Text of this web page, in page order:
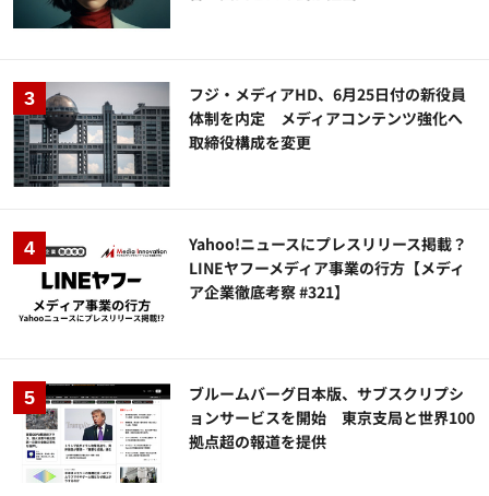
フジ・メディアHD、6月25日付の新役員
体制を内定 メディアコンテンツ強化へ
取締役構成を変更
Yahoo!ニュースにプレスリリース掲載？
LINEヤフーメディア事業の行方【メディ
ア企業徹底考察 #321】
ブルームバーグ日本版、サブスクリプシ
ョンサービスを開始 東京支局と世界100
拠点超の報道を提供